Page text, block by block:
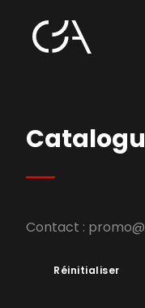
Contact :
Réinitialiser